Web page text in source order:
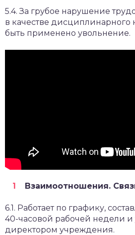
5.4. За грубое нарушение
в качестве дисциплинарного
быть применено увольнение.
Взаимоотношения.
6.1. Работает по графику,
40-часовой рабочей недели и
директором учреждения.